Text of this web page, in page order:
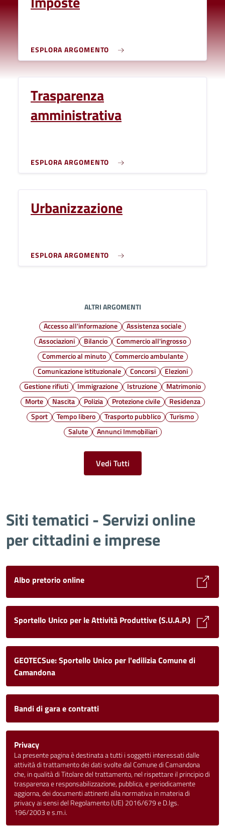
ESPLORA ARGOMENTO
Trasparenza
amministrativa
ESPLORA ARGOMENTO
Urbanizzazione
ESPLORA ARGOMENTO
ALTRI ARGOMENTI
Accesso all'informazione
Assistenza sociale
Associazioni
Bilancio
Commercio all'ingrosso
Commercio al minuto
Commercio ambulante
Comunicazione istituzionale
Concorsi
Elezioni
Gestione rifiuti
Immigrazione Istruzione
Matrimonio
Morte
Nascita Polizia Protezione civile
Residenza
Sport
Tempo libero Trasporto pubblico
Turismo
Salute
Annunci Immobiliari
Vedi Tutti
Siti tematici - Servizi online
per cittadini e imprese
Albo pretorio online
Sportello Unico per le Attività Produttive (S.U.A.P.)
GEOTECSue: Sportello Unico per l'edilizia Comune di
Camandona
Bandi di gara e contratti
Privacy
La presente pagina è destinata a tutti i soggetti interessati dalle
attività di trattamento dei dati svolte dal Comune di Camandona
che, in qualità di Titolare del trattamento, nel rispettare il principio di
trasparenza e responsabilizzazione, pubblica, e periodicamente
aggiorna, dei documenti attinenti alla normativa in materia di
privacy ai sensi del Regolamento (UE) 2016/679 e D.lgs.
196/2003 e s.m.i.